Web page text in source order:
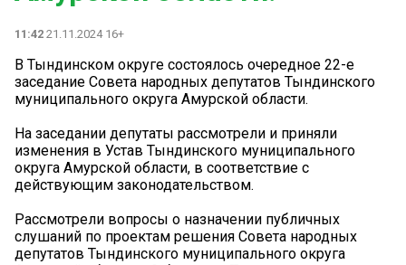
11:42 21.11.2024 16+
В Тындинском округе состоялось очередное 22-е
заседание Совета народных депутатов Тындинского
муниципального округа Амурской области.
На заседании депутаты рассмотрели и приняли
изменения в Устав Тындинского муниципального
округа Амурской области, в соответствие с
действующим законодательством.
Рассмотрели вопросы о назначении публичных
слушаний по проектам решения Совета народных
депутатов Тындинского муниципального округа